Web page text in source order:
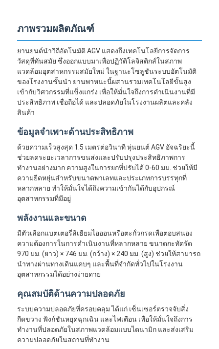
บ้าน
ผลิตภัณฑ์
ทัวร์โรงงาน
ควบคุมคุณภาพ
ภาพรวมผลิตภัณฑ์
ยานยนต์นำวิถีอัตโนมัติ AGV แสดงถึงเทคโนโลยีการจัดการ
วัสดุที่ทันสมัย ซึ่งออกแบบมาเพื่อปฏิวัติโลจิสติกส์ในสภาพ
แวดล้อมอุตสาหกรรมสมัยใหม่ ในฐานะโซลูชันระบบอัตโนมัติ
ของโรงงานชั้นนำ ยานพาหนะนี้ผสานรวมเทคโนโลยีขั้นสูง
เข้ากับวิศวกรรมที่แข็งแกร่ง เพื่อให้มั่นใจถึงการดำเนินงานที่มี
ประสิทธิภาพ เชื่อถือได้ และปลอดภัยในโรงงานผลิตและคลัง
สินค้า
ข้อมูลจำเพาะด้านประสิทธิภาพ
ด้วยความเร็วสูงสุด 1.5 เมตรต่อวินาที หุ่นยนต์ AGV อัจฉริยะนี้
ช่วยลดระยะเวลาการขนส่งและปรับปรุงประสิทธิภาพการ
ทำงานอย่างมาก ความสูงในการยกที่ปรับได้ 0-60 มม. ช่วยให้มี
ความยืดหยุ่นสำหรับขนาดพาเลทและประเภทการบรรทุกที่
หลากหลาย ทำให้มั่นใจได้ถึงความเข้ากันได้กับอุปกรณ์
อุตสาหกรรมที่มีอยู่
พลังงานและขนาด
มีตัวเลือกแบตเตอรี่ลิเธียมไอออนหรือตะกั่วกรดเพื่อตอบสนอง
ความต้องการในการดำเนินงานที่หลากหลาย ขนาดกะทัดรัด
970 มม. (ยาว) × 746 มม. (กว้าง) × 240 มม. (สูง) ช่วยให้สามารถ
นำทางผ่านทางเดินแคบๆ และพื้นที่จำกัดทั่วไปในโรงงาน
อุตสาหกรรมได้อย่างง่ายดาย
คุณสมบัติด้านความปลอดภัย
ระบบความปลอดภัยที่ครอบคลุม ได้แก่ เซ็นเซอร์ตรวจจับสิ่ง
กีดขวาง ฟังก์ชันหยุดฉุกเฉิน และไฟเตือน เพื่อให้มั่นใจถึงการ
ทำงานที่ปลอดภัยในสภาพแวดล้อมแบบไดนามิก และส่งเสริม
ความปลอดภัยในสถานที่ทำงาน